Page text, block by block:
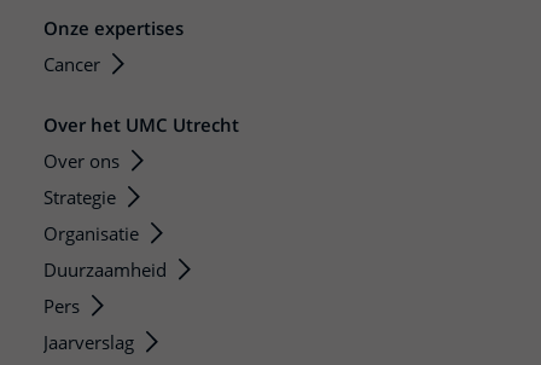
Onze expertises
Cancer
Over het UMC Utrecht
Over ons
Strategie
Organisatie
Duurzaamheid
Pers
Jaarverslag